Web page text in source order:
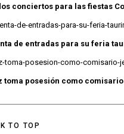
conciertos para las fiestas
de entradas para su feria
toma posesión como
TO TOP